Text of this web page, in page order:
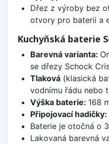
Dřez z výroby bez
otvory pro baterii a
Kuchyňská baterie
Barevná varianta:
se dřezy Schock
Tlaková(klasická
vodnímu řádu nebo
Výška baterie: 168
Připojovací hadičky:
Baterie je otočná o
Lakovaná barevná